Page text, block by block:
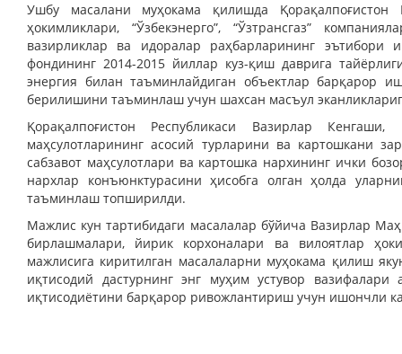
Ушбу масалани муҳокама қилишда
ҳокимликлари, “Ўзбекэнерго”, “Ўзтрансгаз”
вазирликлар ва идоралар раҳбарларининг эътибори
фондининг 2014-2015 йиллар куз-қиш даврига
энергия билан таъминлайдиган объектлар барқарор
берилишини таъминлаш учун шахсан масъул
Қорақалпоғистон Республикаси Вазирлар
маҳсулотларининг асосий турларини ва картошкани
сабзавот маҳсулотлари ва картошка нархининг ички
нархлар конъюнктурасини ҳисобга олган ҳолда
таъминлаш топширилди.
Мажлис кун тартибидаги масалалар бўйича Вазирлар
бирлашмалари, йирик корхоналари ва вилоятлар
мажлисига киритилган масалаларни муҳокама қилиш
иқтисодий дастурнинг энг муҳим устувор
иқтисодиётини барқарор ривожлантириш учун ишончли